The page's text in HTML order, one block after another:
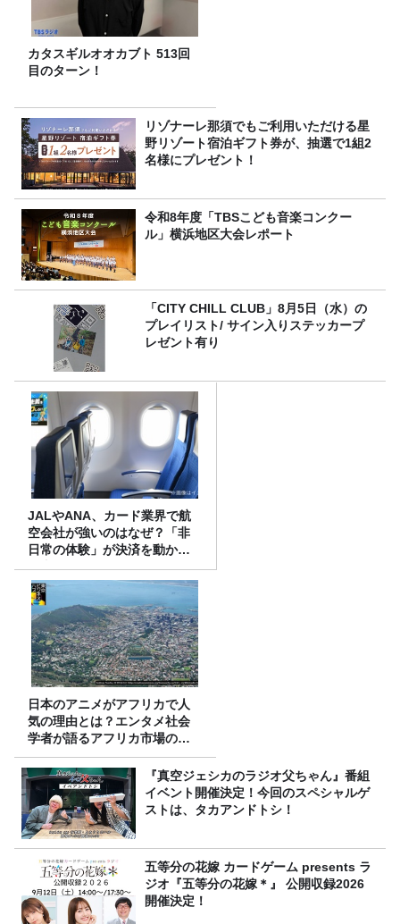
カタスギルオオカブト 513回
目のターン！
リゾナーレ那須でもご利用いただける星
野リゾート宿泊ギフト券が、抽選で1組2
名様にプレゼント！
令和8年度「TBSこども音楽コンクー
ル」横浜地区大会レポート
「CITY CHILL CLUB」8月5日（水）の
プレイリスト/ サイン入りステッカープ
レゼント有り
JALやANA、カード業界で航
空会社が強いのはなぜ？「非
日常の体験」が決済を動かす
理由
日本のアニメがアフリカで人
気の理由とは？エンタメ社会
学者が語るアフリカ市場のリ
アル
『真空ジェシカのラジオ父ちゃん』番組
イベント開催決定！今回のスペシャルゲ
ストは、タカアンドトシ！
五等分の花嫁 カードゲーム presents ラ
ジオ『五等分の花嫁＊』 公開収録2026
開催決定！